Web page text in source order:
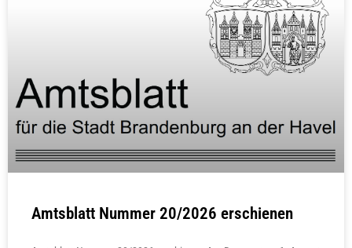
Amtsblatt Nummer 20/2026 erschienen